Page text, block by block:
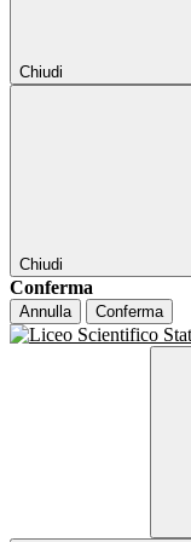
Chiudi
Chiudi
Conferma
Annulla Conferma